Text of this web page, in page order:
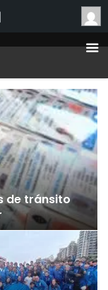
de tránsito
Duplicate